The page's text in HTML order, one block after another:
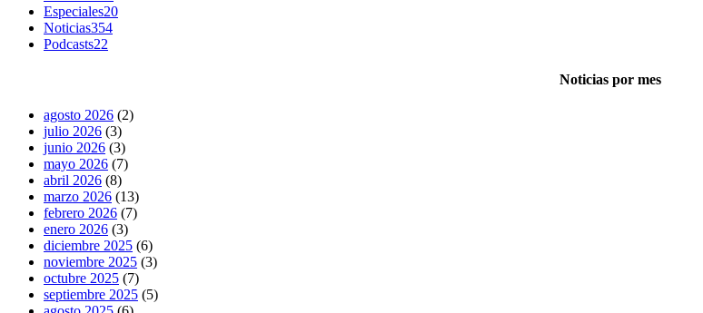
Especiales20
Noticias354
Podcasts22
Noticias por mes
agosto 2026 (2)
julio 2026 (3)
junio 2026 (3)
mayo 2026 (7)
abril 2026 (8)
marzo 2026 (13)
febrero 2026 (7)
enero 2026 (3)
diciembre 2025 (6)
noviembre 2025 (3)
octubre 2025 (7)
septiembre 2025 (5)